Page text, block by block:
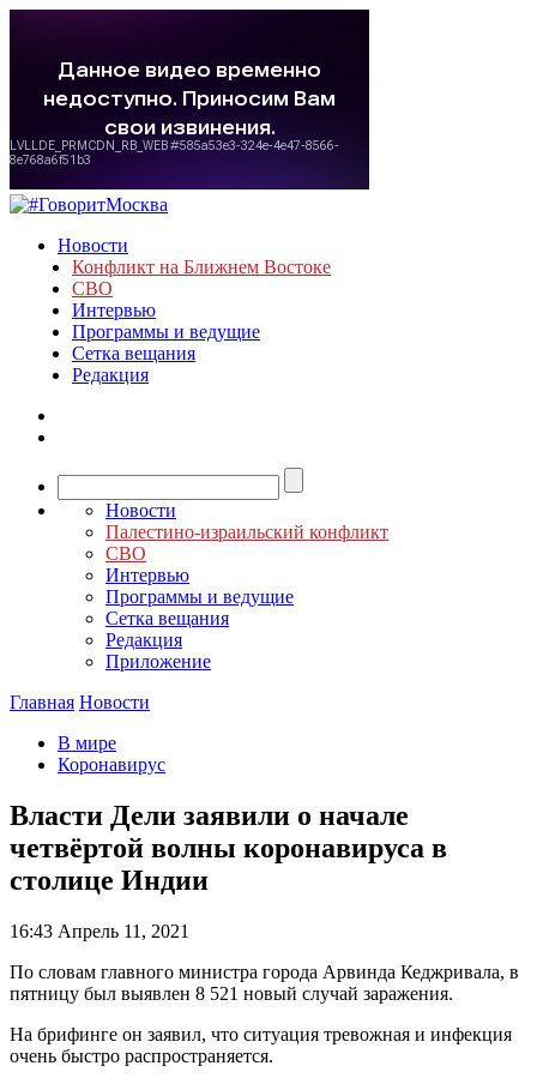
Новости
Конфликт на Ближнем Востоке
СВО
Интервью
Программы и ведущие
Сетка вещания
Редакция
Новости
Палестино-израильский конфликт
СВО
Интервью
Программы и ведущие
Сетка вещания
Редакция
Приложение
Главная Новости
В мире
Коронавирус
Власти Дели заявили о начале
четвёртой волны коронавируса в
столице Индии
16:43 Апрель 11, 2021
По словам главного министра города Арвинда Кеджривала, в
пятницу был выявлен 8 521 новый случай заражения.
На брифинге он заявил, что ситуация тревожная и инфекция
очень быстро распространяется.